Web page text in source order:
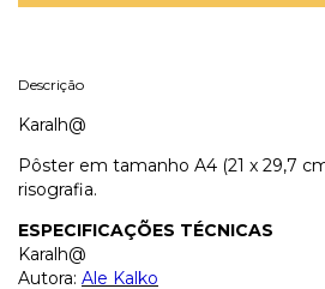
Descrição
Karalh@
Pôster em tamanho A4 (21 x 29,7
risografia.
ESPECIFICAÇÕES TÉCNICAS
Karalh@
Autora: Ale Kalko